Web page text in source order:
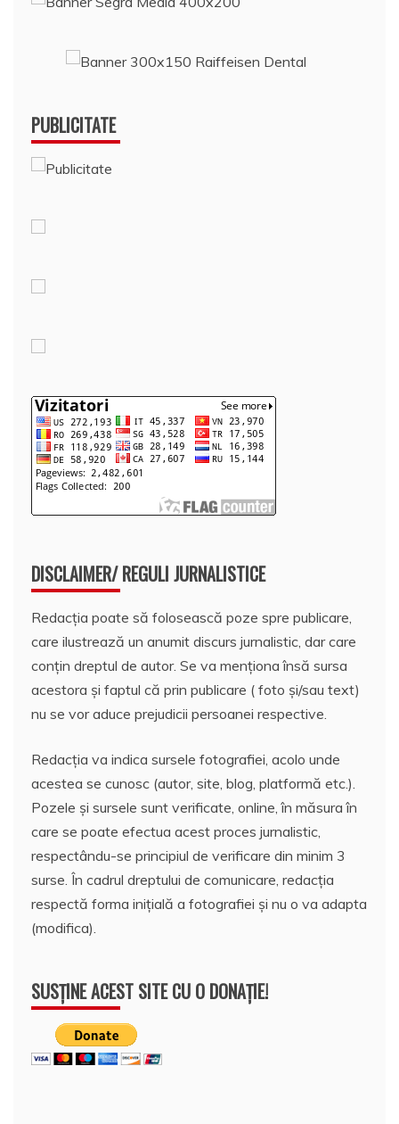
PUBLICITATE
DISCLAIMER/ REGULI JURNALISTICE
Redacția poate să folosească poze spre publicare,
care ilustrează un anumit discurs jurnalistic, dar care
conțin dreptul de autor. Se va menționa însă sursa
acestora și faptul că prin publicare ( foto și/sau text)
nu se vor aduce prejudicii persoanei respective.
Redacția va indica sursele fotografiei, acolo unde
acestea se cunosc (autor, site, blog, platformă etc.).
Pozele și sursele sunt verificate, online, în măsura în
care se poate efectua acest proces jurnalistic,
respectându-se principiul de verificare din minim 3
surse. În cadrul dreptului de comunicare, redacția
respectă forma inițială a fotografiei și nu o va adapta
(modifica).
SUSȚINE ACEST SITE CU O DONAȚIE!